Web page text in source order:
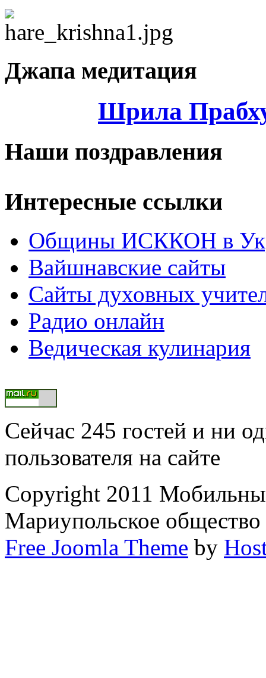
Джапа медитация
Шрила
Наши поздравления
Интересные ссылки
Общины ИСККОН в
Вайшнавские сайты
Сайты духовных
Радио онлайн
Ведическая кулинария
Сейчас 245 гостей и ни
пользователя на сайте
Copyright 2011
Мариупольское
Free Joomla Theme by